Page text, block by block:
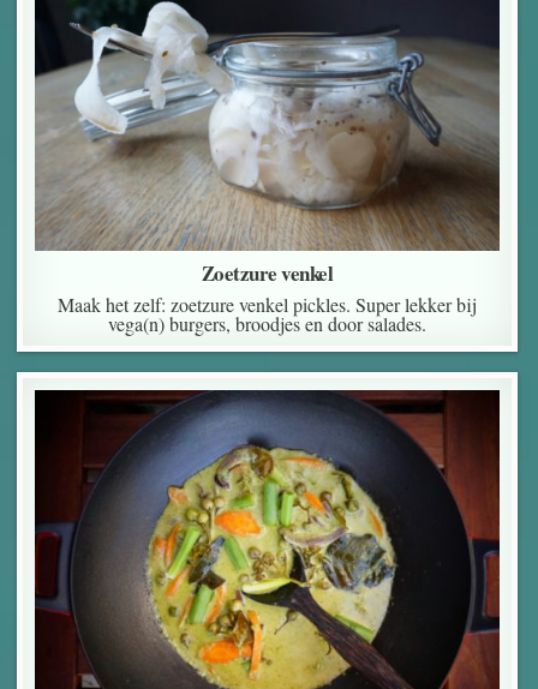
Zoetzure venkel
Maak het zelf: zoetzure venkel pickles. Super lekker bij
vega(n) burgers, broodjes en door salades.